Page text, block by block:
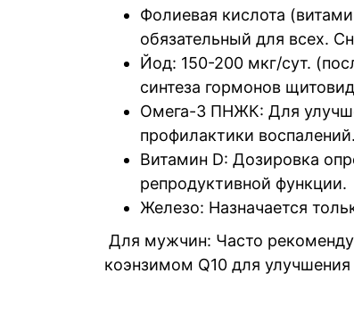
Фолиевая кислота
обязательный для всех.
Йод: 150-200 мкг/сут.
синтеза гормонов
Омега-3 ПНЖК: Для
профилактики воспалений.
Витамин D: Дозировка
репродуктивной функции.
Железо: Назначается
Для мужчин: Часто
коэнзимом Q10 для